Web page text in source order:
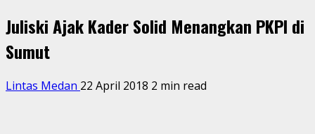
Juliski Ajak Kader Solid Menangkan PKPI di
Sumut
Lintas Medan 22 April 2018 2 min read